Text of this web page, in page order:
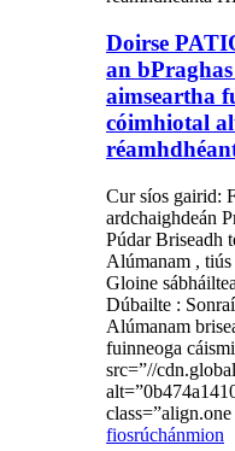
Doirse
an
aimseartha
cóimhiotal
Cur síos gairid:
ardchaighdeán
Púdar Briseadh
Alúmanam ,
Gloine
Dúbailte :
Alúmanam
fuinneoga
src=”//
fiosrúchánmion